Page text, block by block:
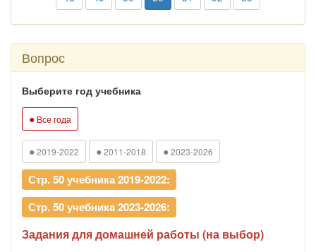
Вопрос
Выберите год учебника
● Все года
● 2019-2022 ● 2011-2018 ● 2023-2026
Стр. 50 учебника 2019-2022:
Стр. 50 учебника 2023-2026:
Задания для домашней работы (на выбор)